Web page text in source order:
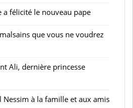
a félicité le nouveau pape
que vous ne voudrez
Ali, dernière princesse
Nessim à la famille et aux amis